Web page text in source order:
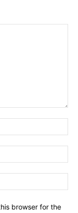
browser for the